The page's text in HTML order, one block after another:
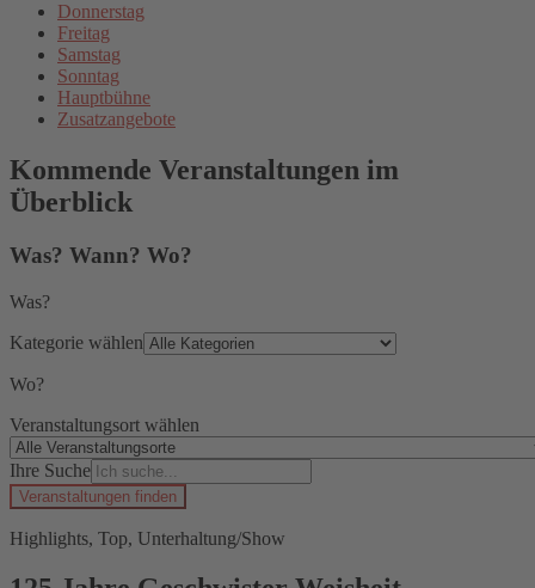
Donnerstag
Freitag
Samstag
Sonntag
Hauptbühne
Zusatzangebote
Kommende Veranstaltungen im
Überblick
Was? Wann? Wo?
Was?
Kategorie wählen
Wo?
Veranstaltungsort wählen
Ihre Suche
Veranstaltungen finden
Highlights, Top, Unterhaltung/Show